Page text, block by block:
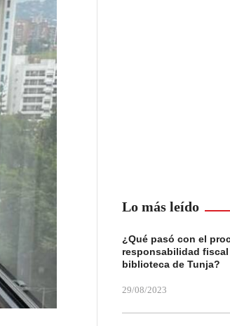
Lo más leído
¿Qué pasó con el
responsabilidad
biblioteca de Tunja?
29/08/2023